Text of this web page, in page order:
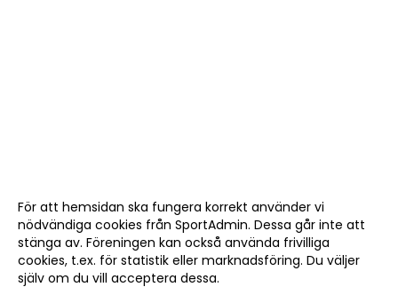
För att hemsidan ska fungera korrekt använder vi
nödvändiga cookies från SportAdmin. Dessa går inte att
stänga av. Föreningen kan också använda frivilliga
cookies, t.ex. för statistik eller marknadsföring. Du väljer
själv om du vill acceptera dessa.